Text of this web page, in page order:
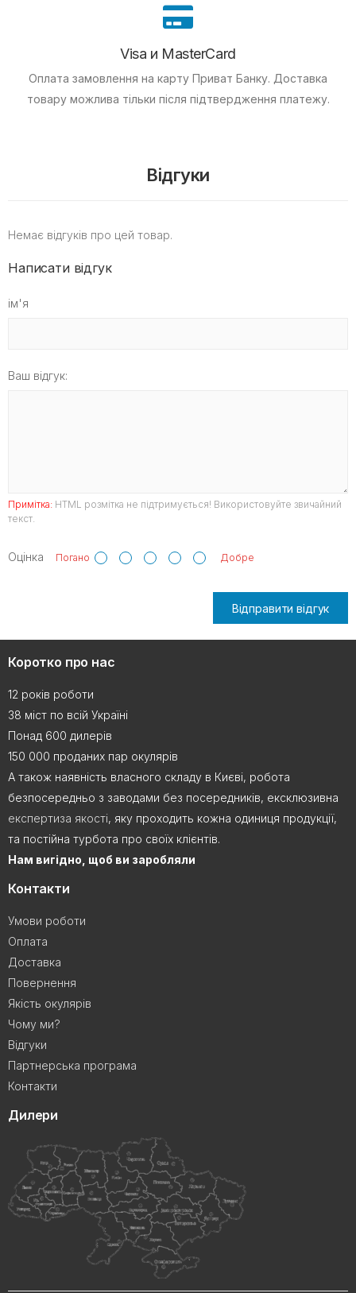
Visa и MasterCard
Оплата замовлення на карту Приват Банку. Доставка
товару можлива тільки після підтвердження платежу.
Відгуки
Немає відгуків про цей товар.
Написати відгук
ім'я
Ваш відгук:
Примітка: HTML розмітка не підтримується! Використовуйте звичайний
текст.
Оцінка Погано Добре
Відправити відгук
Коротко про нас
12 років роботи
38 міст по всій Україні
Понад 600 дилерів
150 000 проданих пар окулярів
А також наявність власного складу в Києві, робота
безпосередньо з заводами без посередників, ексклюзивна
експертиза якості, яку проходить кожна одиниця продукції,
та постійна турбота про своїх клієнтів.
Нам вигідно, щоб ви заробляли
Контакти
Умови роботи
Оплата
Доставка
Повернення
Якість окулярів
Чому ми?
Відгуки
Партнерська програма
Контакти
Дилери